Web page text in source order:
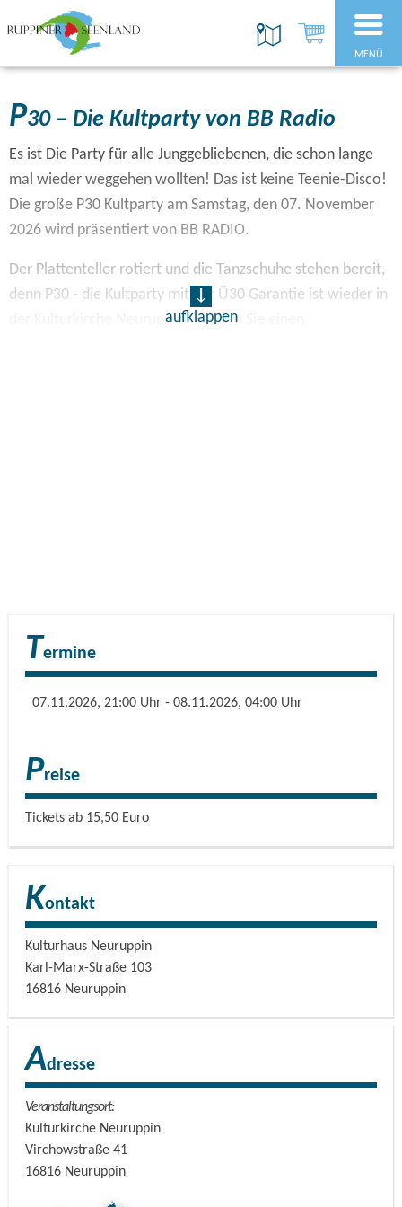
MENÜ
P30 – Die Kultparty von BB Radio
Es ist Die Party für alle Junggebliebenen, die schon lange
mal wieder weggehen wollten! Das ist keine Teenie-Disco!
Die große P30 Kultparty am Samstag, den 07. November
2026 wird präsentiert von BB RADIO.
Der Plattenteller rotiert und die Tanzschuhe stehen bereit,
denn P30 - die Kultparty mit der Ü30 Garantie ist wieder in
der Kulturkirche Neuruppin! Erleben Sie einen
aufklappen
Termine
07.11.2026, 21:00 Uhr - 08.11.2026, 04:00 Uhr
Preise
Tickets ab 15,50 Euro
Kontakt
Kulturhaus Neuruppin
Karl-Marx-Straße 103
16816 Neuruppin
Adresse
Veranstaltungsort:
Kulturkirche Neuruppin
Virchowstraße 41
16816 Neuruppin